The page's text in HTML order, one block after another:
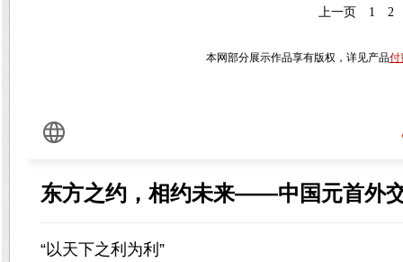
上一页 1 2
本网部分展示作品享有版权，详见产品付